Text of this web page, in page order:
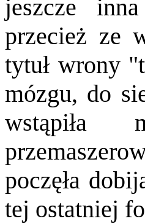
jeszcze
przecież ze
tytuł wrony
mózgu, do
wstąpiła
poczęła
tej ostatniej